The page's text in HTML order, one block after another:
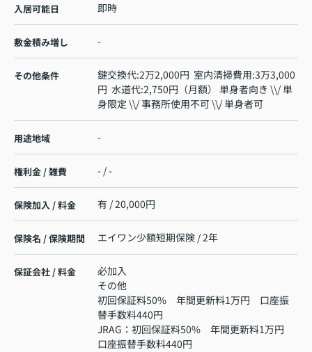
入居可能日 即時
敷金積み増し -
その他条件
鍵交換代:2万2,000円 室内清掃費用:3万3,000
円 水道代:2,750円（月額） 単身者向き \\/ 単
身限定 \\/ 事務所使用不可 \\/ 単身者可
用途地域 -
権利金 / 雑費 - / -
保険加入 / 料金 有 / 20,000円
保険名 / 保険期間 エイワン少額短期保険 / 2年
保証会社 / 料金
必加入
その他
初回保証料50% 年間更新料1万円 口座振
替手数料440円
JRAG：初回保証料50% 年間更新料1万円
口座振替手数料440円